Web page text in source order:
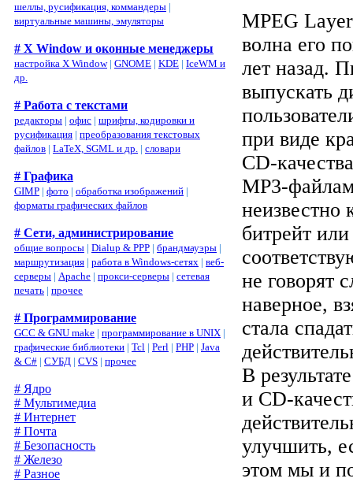
шеллы, русификация, коммандеры |
виртуальные машины, эмуляторы
# X Window и оконные менеджеры
настройка X Window| GNOME | KDE | IceWM и
др.
# Работа с текстами
редакторы | офис | шрифты, кодировки и
русификация | преобразования текстовых
файлов | LaTeX, SGML и др. | словари
# Графика
GIMP | фото | обработка изображений |
форматы графических файлов
# Сети, администрирование
общие вопросы | Dialup & PPP | брандмауэры |
маршрутизация | работа в Windows-сетях | веб-
серверы | Apache | прокси-серверы | сетевая
печать | прочее
# Программирование
GCC & GNU make | программирование в UNIX |
графические библиотеки | Tcl | Perl | PHP | Java
& C# | СУБД | CVS | прочее
# Ядро
# Мультимедиа
# Интернет
# Почта
# Безопасность
# Железо
# Разное
MPEG
волна его
лет назад.
выпускать
при виде
CD-
MP3-
неизвестно
битрейт
не говорят
наверное,
стала
В
и CD-
улучшить,
этом мы и